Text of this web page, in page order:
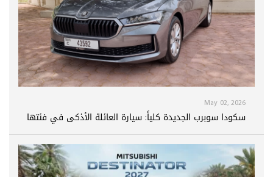
May 02, 2026
سكودا سوبرب الجديدة كلياً: سيارة العائلة الأذكى في فئتها